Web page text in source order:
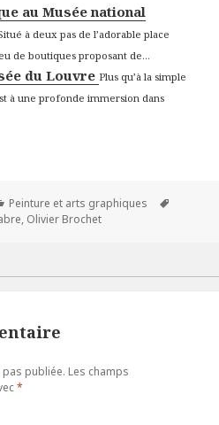
au Musée national
à deux pas de l’adorable place
de boutiques proposant de...
du Louvre Plus qu’à la simple
à une profonde immersion dans
Catégories
Peinture et arts graphiques
, Olivier Brochet
publiée. Les champs
*